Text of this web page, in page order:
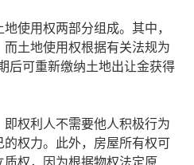
使用权两部分组成。其中，
土地使用权根据有关法规为
后可重新缴纳土地出让金获得
权利人不需要他人积极行为
权力。此外，房屋所有权可
权，因为根据物权法定原